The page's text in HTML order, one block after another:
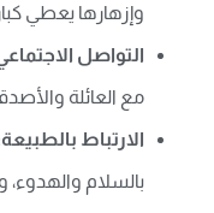
وإزهارها يعطي
التواصل
مع العائلة
الارتباط
بالسلام والهدوء،